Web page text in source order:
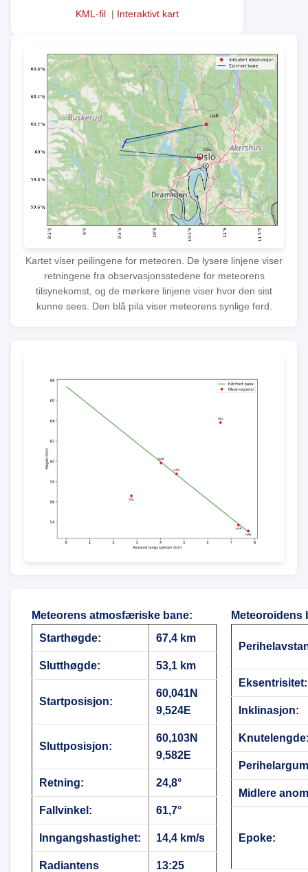
KML-fil | Interaktivt kart
Kartet viser peilingene for meteoren. De lysere linjene viser
retningene fra observasjonsstedene for meteorens
tilsynekomst, og de mørkere linjene viser hvor den sist
kunne sees. Den blå pila viser meteorens synlige ferd.
Meteorens atmosfæriske bane:
Starthøgde:
67,4 km
Slutthøgde: 53,1 km
Startposisjon:
60,041N
9,524E
Sluttposisjon:
60,103N
9,582E
Retning: 24,8°
Fallvinkel: 61,7°
Inngangshastighet: 14,4 km/s
Radiantens
13:25
Meteoroidens
Eksentrisitet:
Inklinasjon:
Midlere
Epoke: